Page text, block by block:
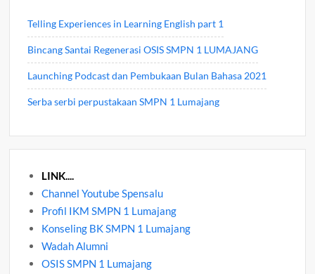
Telling Experiences in Learning English part 1
Bincang Santai Regenerasi OSIS SMPN 1 LUMAJANG
Launching Podcast dan Pembukaan Bulan Bahasa 2021
Serba serbi perpustakaan SMPN 1 Lumajang
LINK....
Channel Youtube Spensalu
Profil IKM SMPN 1 Lumajang
Konseling BK SMPN 1 Lumajang
Wadah Alumni
OSIS SMPN 1 Lumajang